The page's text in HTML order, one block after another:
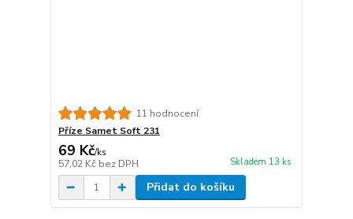
11 hodnocení
Příze Samet Soft 231
69 Kč/ks
57,02 Kč bez DPH Skladem 13 ks
Přidat do košíku